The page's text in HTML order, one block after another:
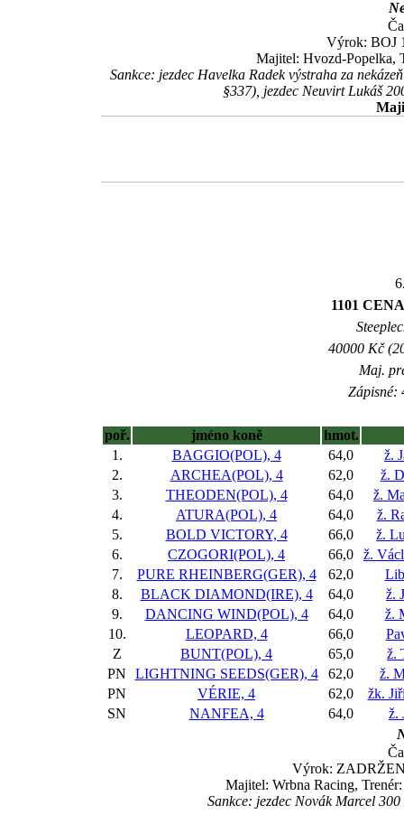
Výrok: BOJ
Majitel: Hvozd-Popelka,
Sankce: jezdec Havelka Radek výstraha za
§337), jezdec Neuvirt Lukáš
1101
40000 Kč
Maj.
Zápisné:
poř. jméno koně
hmot.
1.
BAGGIO(POL), 4 64,0
ž.
2.
ARCHEA(POL), 4 62,0
ž.
3.
THEODEN(POL), 4 64,0
ž.
4.
ATURA(POL), 4 64,0
ž.
5.
BOLD VICTORY, 4 66,0
ž.
6.
CZOGORI(POL), 4 66,0
ž.
7.
PURE RHEINBERG(GER), 4 62,0
8.
BLACK DIAMOND(IRE), 4 64,0
ž.
9.
DANCING WIND(POL), 4 64,0
ž.
10.
LEOPARD, 4 66,0
Z
BUNT(POL), 4 65,0
ž.
PN
LIGHTNING SEEDS(GER), 4 62,0
ž.
PN
VÉRIE, 4 62,0
žk.
SN
NANFEA, 4 64,0
ž.
Výrok:
Majitel: Wrbna Racing,
Sankce: jezdec Novák Marcel